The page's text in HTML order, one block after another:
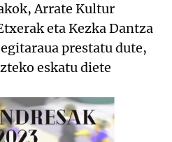
Arrate Kultur
eta Kezka Dantza
prestatu dute,
eskatu diete